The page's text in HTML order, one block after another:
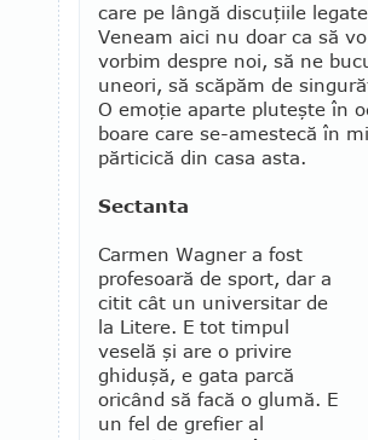
care pe lângă discuţiile
Veneam aici nu doar ca să
vorbim despre noi, să ne
uneori, să scăpăm de
O emoţie aparte pluteşte în
boare care se-amestecă în
părticică din casa asta.
Sectanta
Carmen Wagner a fost
profesoară de sport, dar a
citit cât un universitar de
la Litere. E tot timpul
veselă şi are o privire
ghiduşă, e gata parcă
oricând să facă o glumă. E
un fel de grefier al